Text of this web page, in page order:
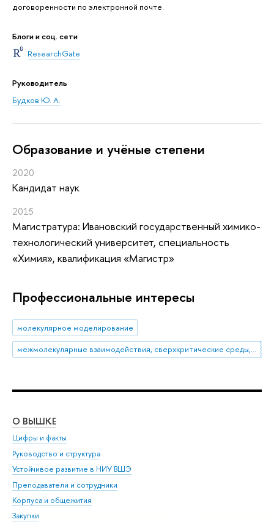
договоренности по электронной почте.
Блоги и соц. сети
ResearchGate
Руководитель
Будков Ю. А.
Oбразование и учёные степени
2020
Кандидат наук
2015
Магистратура: Ивановский государственный химико-
технологический университет, специальность
«Химия», квалификация «Магистр»
Профессиональные интересы
молекулярное моделирование
межмолекулярные взаимодействия, сверхкритические среды, молекулярно-динамическое моделирование, растворы
О ВЫШКЕ
Цифры и факты
Руководство и структура
Устойчивое развитие в НИУ ВШЭ
Преподаватели и сотрудники
Корпуса и общежития
Закупки